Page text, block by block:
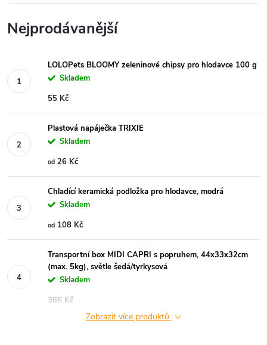
Nejprodávanější
LOLOPets BLOOMY zeleninové chipsy pro hlodavce 100 g
Skladem
55 Kč
Plastová napáječka TRIXIE
Skladem
od 26 Kč
Chladící keramická podložka pro hlodavce, modrá
Skladem
od 108 Kč
Transportní box MIDI CAPRI s popruhem, 44x33x32cm
(max. 5kg), světle šedá/tyrkysová
Skladem
366 Kč
Zobrazit více produktů